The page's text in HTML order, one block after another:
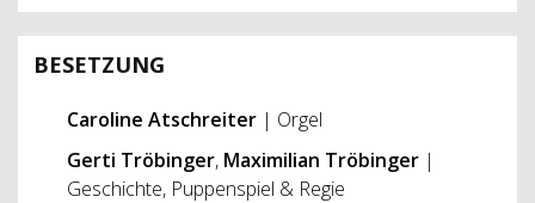
BESETZUNG
Caroline Atschreiter | Orgel
Gerti Tröbinger, Maximilian Tröbinger |
Geschichte, Puppenspiel & Regie